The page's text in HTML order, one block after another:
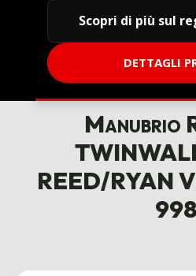
Scopri di più sul
DETTAGLI
Manubrio
REED/RYAN
998